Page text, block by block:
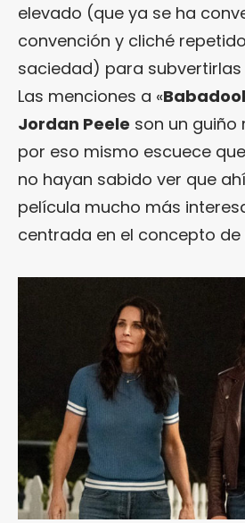
elevado (que ya se ha
convención y cliché
saciedad) para
Las menciones a «
Jordan Peele son un guiño
por eso mismo escuece
no hayan sabido ver que
película mucho más
centrada en el concepto de